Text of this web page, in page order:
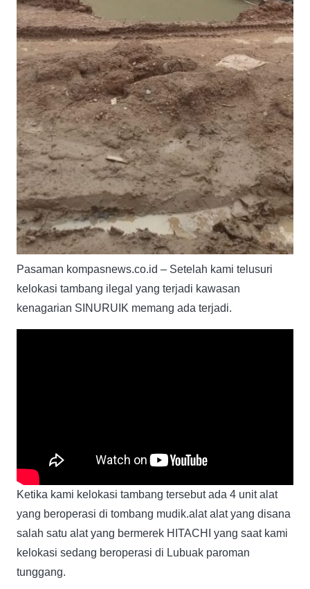
Pasaman kompasnews.co.id – Setelah kami telusuri
kelokasi tambang ilegal yang terjadi kawasan
kenagarian SINURUIK memang ada terjadi.
Ketika kami kelokasi tambang tersebut ada 4 unit alat
yang beroperasi di tombang mudik.alat alat yang disana
salah satu alat yang bermerek HITACHI yang saat kami
kelokasi sedang beroperasi di Lubuak paroman
tunggang.